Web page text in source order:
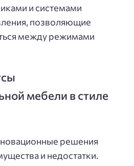
и системами
позволяющие
между режимами
мебели в стиле
решения
и недостатки.